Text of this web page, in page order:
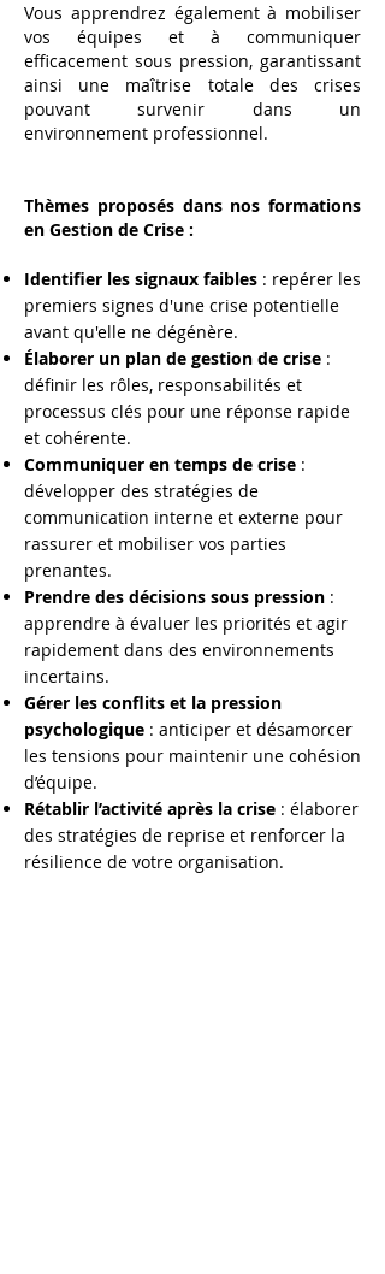
Vous apprendrez également à mobiliser
vos équipes et à communiquer
efficacement sous pression, garantissant
ainsi une maîtrise totale des crises
pouvant survenir dans un
environnement professionnel.
Thèmes proposés dans nos formations
en Gestion de Crise :
Identifier les signaux faibles : repérer les
premiers signes d'une crise potentielle
avant qu'elle ne dégénère.
Élaborer un plan de gestion de crise :
définir les rôles, responsabilités et
processus clés pour une réponse rapide
et cohérente.
Communiquer en temps de crise :
développer des stratégies de
communication interne et externe pour
rassurer et mobiliser vos parties
prenantes.
Prendre des décisions sous pression :
apprendre à évaluer les priorités et agir
rapidement dans des environnements
incertains.
Gérer les conflits et la pression
psychologique : anticiper et désamorcer
les tensions pour maintenir une cohésion
d’équipe.
Rétablir l’activité après la crise : élaborer
des stratégies de reprise et renforcer la
résilience de votre organisation.